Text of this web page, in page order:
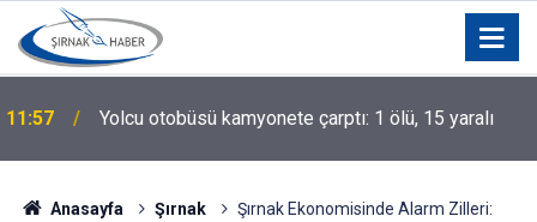
11:57 Yolcu otobüsü kamyonete çarptı: 1 ölü, 15 yaralı
11:40 "Filistin Konvoyu" Mitingine Yoğun İlgi
Anasayfa Şırnak
Şırnak Ekonomisinde Alarm Zilleri: